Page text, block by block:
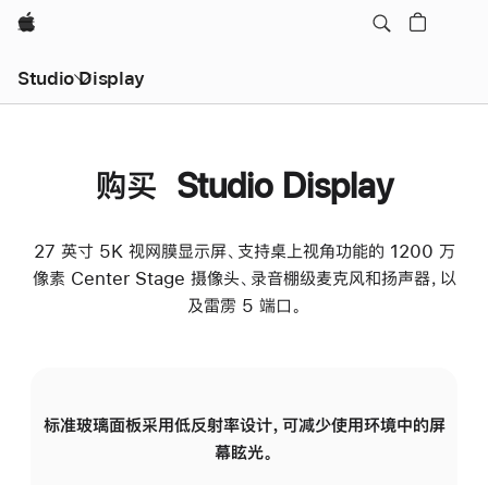
Apple
Studio Display
购买 Studio Display
27 英寸 5K 视网膜显示屏、支持桌上视角功能的 1200 万
像素 Center Stage 摄像头、录音棚级麦克风和扬声器，以
及雷雳 5 端口。
标准玻璃面板采用低反射率设计，可减少使用环境中的屏
幕眩光。